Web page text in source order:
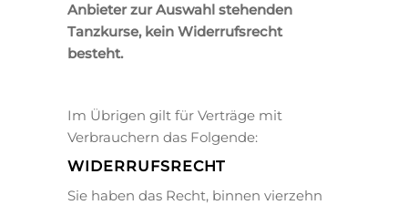
Anbieter zur Auswahl stehenden
Tanzkurse, kein Widerrufsrecht
besteht.
Im Übrigen gilt für Verträge mit
Verbrauchern das Folgende:
WIDERRUFSRECHT
Sie haben das Recht, binnen vierzehn